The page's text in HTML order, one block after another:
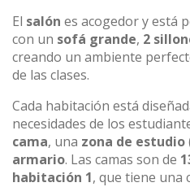
El salón es acogedor y está
con un sofá grande, 2
creando un ambiente
de las clases.
Cada habitación está
necesidades de los
cama, una zona de estudio
armario. Las camas son de
habitación 1, que tiene una